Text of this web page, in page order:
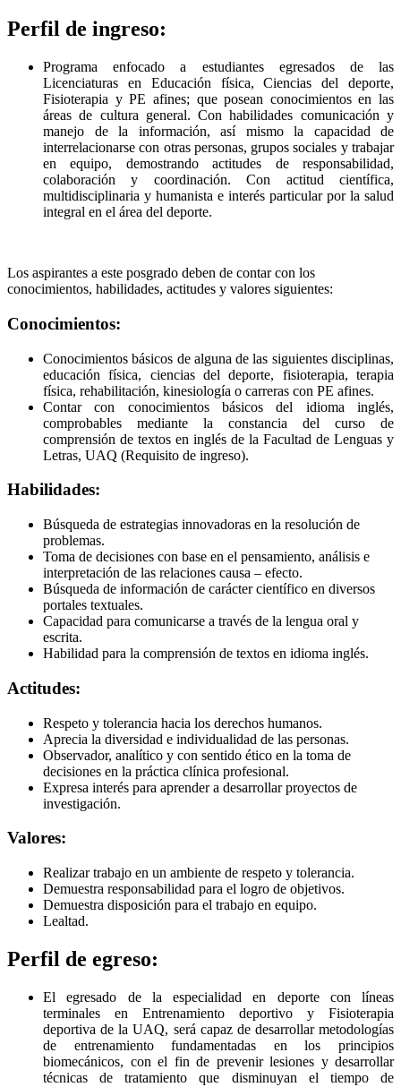
Perfil de ingreso:
Programa enfocado a estudiantes egresados de las
Licenciaturas en Educación física, Ciencias del deporte,
Fisioterapia y PE afines; que posean conocimientos en las
áreas de cultura general. Con habilidades comunicación y
manejo de la información, así mismo la capacidad de
interrelacionarse con otras personas, grupos sociales y trabajar
en equipo, demostrando actitudes de responsabilidad,
colaboración y coordinación. Con actitud científica,
multidisciplinaria y humanista e interés particular por la salud
integral en el área del deporte.
Los aspirantes a este posgrado deben de contar con los
conocimientos, habilidades, actitudes y valores siguientes:
Conocimientos:
Conocimientos básicos de alguna de las siguientes disciplinas,
educación física, ciencias del deporte, fisioterapia, terapia
física, rehabilitación, kinesiología o carreras con PE afines.
Contar con conocimientos básicos del idioma inglés,
comprobables mediante la constancia del curso de
comprensión de textos en inglés de la Facultad de Lenguas y
Letras, UAQ (Requisito de ingreso).
Habilidades:
Búsqueda de estrategias innovadoras en la resolución de
problemas.
Toma de decisiones con base en el pensamiento, análisis e
interpretación de las relaciones causa – efecto.
Búsqueda de información de carácter científico en diversos
portales textuales.
Capacidad para comunicarse a través de la lengua oral y
escrita.
Habilidad para la comprensión de textos en idioma inglés.
Actitudes:
Respeto y tolerancia hacia los derechos humanos.
Aprecia la diversidad e individualidad de las personas.
Observador, analítico y con sentido ético en la toma de
decisiones en la práctica clínica profesional.
Expresa interés para aprender a desarrollar proyectos de
investigación.
Valores:
Realizar trabajo en un ambiente de respeto y tolerancia.
Demuestra responsabilidad para el logro de objetivos.
Demuestra disposición para el trabajo en equipo.
Lealtad.
Perfil de egreso:
El egresado de la especialidad en deporte con líneas
terminales en Entrenamiento deportivo y Fisioterapia
deportiva de la UAQ, será capaz de desarrollar metodologías
de entrenamiento fundamentadas en los principios
biomecánicos, con el fin de prevenir lesiones y desarrollar
técnicas de tratamiento que disminuyan el tiempo de